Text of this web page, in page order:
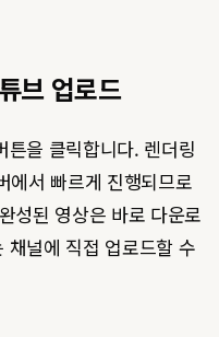
브 업로드
을 클릭합니다. 렌더링
에서 빠르게 진행되므로
성된 영상은 바로 다운로
채널에 직접 업로드할 수